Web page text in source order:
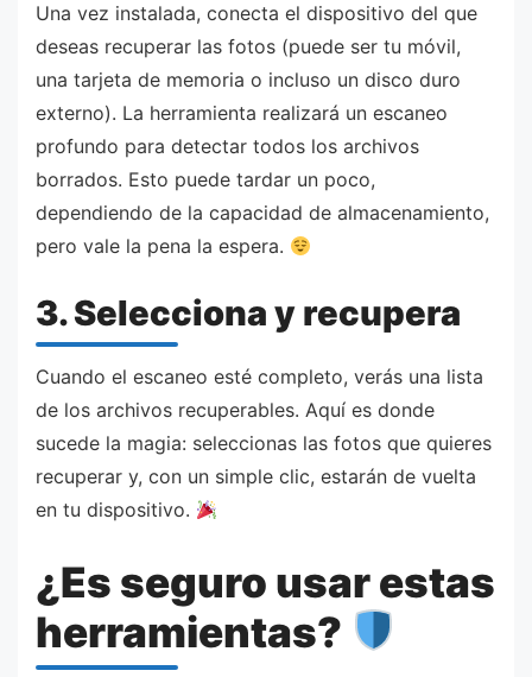
Una vez instalada, conecta el dispositivo del que
deseas recuperar las fotos (puede ser tu móvil,
una tarjeta de memoria o incluso un disco duro
externo). La herramienta realizará un escaneo
profundo para detectar todos los archivos
borrados. Esto puede tardar un poco,
dependiendo de la capacidad de almacenamiento,
pero vale la pena la espera.
3. Selecciona y recupera
Cuando el escaneo esté completo, verás una lista
de los archivos recuperables. Aquí es donde
sucede la magia: seleccionas las fotos que quieres
recuperar y, con un simple clic, estarán de vuelta
en tu dispositivo.
¿Es seguro usar estas
herramientas?